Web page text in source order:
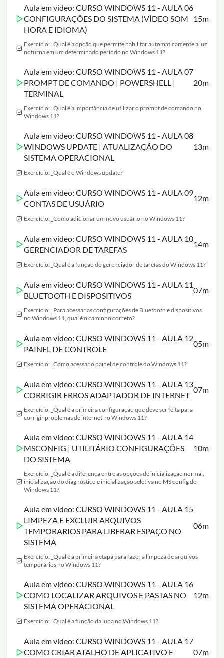
Aula em vídeo: CURSO WINDOWS 11 - AULA 06
CONFIGURAÇÕES DO SISTEMA (VÍDEO SOM
HORA E IDIOMA)
15m
Exercício: _Qual é a opção que permite habilitar automaticamente a luz
noturna em um determinado período no Windows 11?
Aula em vídeo: CURSO WINDOWS 11 - AULA 07
PROMPT DE COMANDO | POWERSHELL |
TERMINAL
20m
Exercício: _Qual é a importância de utilizar o prompt de comando no
Windows 11?
Aula em vídeo: CURSO WINDOWS 11 - AULA 08
WINDOWS UPDATE | ATUALIZAÇÃO DO
SISTEMA OPERACIONAL
13m
Exercício: _Qual é o Windows update?
Aula em vídeo: CURSO WINDOWS 11 - AULA 09
CONTAS DE USUÁRIO
12m
Exercício: _Como adicionar um novo usuário no Windows 11?
Aula em vídeo: CURSO WINDOWS 11 - AULA 10
GERENCIADOR DE TAREFAS
14m
Exercício: _Qual é a função do gerenciador de tarefas do Windows 11?
Aula em vídeo: CURSO WINDOWS 11 - AULA 11
BLUETOOTH E DISPOSITIVOS
07m
Exercício: _Para acessar as configurações de Bluetooth e dispositivos
no Windows 11, qual é o caminho correto?
Aula em vídeo: CURSO WINDOWS 11 - AULA 12
PAINEL DE CONTROLE
05m
Exercício: _Como acessar o painel de controle do Windows 11?
Aula em vídeo: CURSO WINDOWS 11 - AULA 13
CORRIGIR ERROS ADAPTADOR DE INTERNET
07m
Exercício: _Qual é a primeira configuração que deve ser feita para
corrigir problemas de internet no Windows 11?
Aula em vídeo: CURSO WINDOWS 11 - AULA 14
MSCONFIG | UTILITÁRIO CONFIGURAÇÕES
DO SISTEMA
10m
Exercício: _Qual é a diferença entre as opções de inicialização normal,
inicialização do diagnóstico e inicialização seletiva no MS config do
Windows 11?
Aula em vídeo: CURSO WINDOWS 11 - AULA 15
LIMPEZA E EXCLUIR ARQUIVOS
TEMPORARIOS PARA LIBERAR ESPAÇO NO
SISTEMA
06m
Exercício: _Qual é a primeira etapa para fazer a limpeza de arquivos
temporários no Windows 11?
Aula em vídeo: CURSO WINDOWS 11 - AULA 16
COMO LOCALIZAR ARQUIVOS E PASTAS NO
SISTEMA OPERACIONAL
12m
Exercício: _Qual é a função da lupa no Windows 11?
Aula em vídeo: CURSO WINDOWS 11 - AULA 17
COMO CRIAR ATALHO DE APLICATIVO E
07m